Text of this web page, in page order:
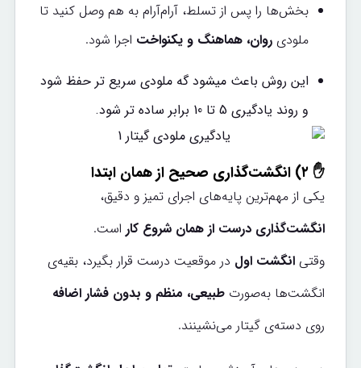
بخش‌ها را پس از تسلط، آرام‌آرام به هم وصل کنید تا
ملودیروان، هماهنگ و یکنواخت اجرا شود.
این روش باعث میشود گه ملودی سریع تر حفظ شود
و روند یادگیری 5 تا 10 برابر ساده تر شود.
✋ ۲) انگشت‌گذاری صحیح از همان ابتدا
یکی از مهم‌ترین پایه‌های اجرای تمیز و دقیق،
انگشت‌گذاری درست از همان شروع کار است.
وقتیانگشت اول در موقعیت درست قرار بگیرد، بقیه‌ی
انگشت‌ها به‌صورتطبیعی، منظم و بدون فشار اضافه
روی دسته‌ی گیتار می‌نشینند.